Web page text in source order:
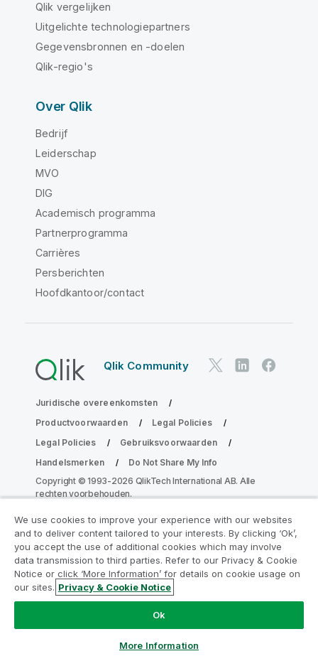
Qlik vergelijken
Uitgelichte technologiepartners
Gegevensbronnen en -doelen
Qlik-regio's
Over Qlik
Bedrijf
Leiderschap
MVO
DIG
Academisch programma
Partnerprogramma
Carrières
Persberichten
Hoofdkantoor/contact
Qlik Community
Juridische overeenkomsten
Productvoorwaarden
Legal Policies
Legal Policies
Gebruiksvoorwaarden
Handelsmerken
Do Not Share My Info
Copyright © 1993-2026 QlikTech International AB. Alle
rechten voorbehouden.
Neem deel aan het Analytics
Modernization Program
Moderniseer zonder uw waardevolle QlikView-apps op
het spel te zetten met het Analytics Modernization
Program.
ampquestions@qlik.com
We use cookies to improve your experience with our websites
and to deliver content tailored to your interests. By clicking ‘Ok’,
you accept the use of additional cookies which may involve
data transmission to third parties. Refer to our Privacy & Cookie
Notice or click ‘More Information’ for details on cookie usage on
our sites. Privacy & Cookie Notice
Ok
More Information